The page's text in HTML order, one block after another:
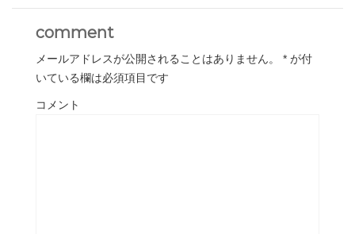
comment
メールアドレスが公開されることはありません。 * が付
いている欄は必須項目です
コメント